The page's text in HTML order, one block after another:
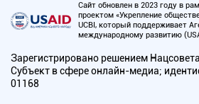
Сайт обновлен в 2023 году в
проектом «Укрепление
UCBI, который поддерживает
международному развитию
Зарегистрировано решением
Субъект в сфере онлайн-медиа;
01168